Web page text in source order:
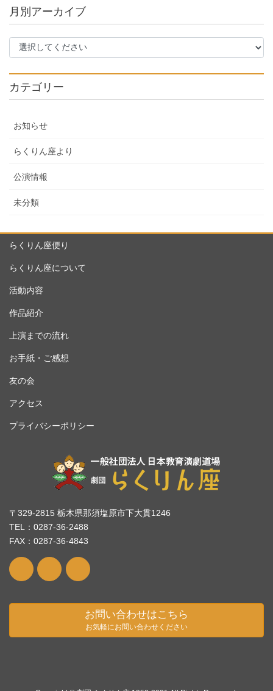
月別アーカイブ
カテゴリー
お知らせ
らくりん座より
公演情報
未分類
らくりん座便り
らくりん座について
活動内容
作品紹介
上演までの流れ
お手紙・ご感想
友の会
アクセス
プライバシーポリシー
〒329-2815 栃木県那須塩原市下大貫1246
TEL：0287-36-2488
FAX：0287-36-4843
お問い合わせはこちら
お気軽にお問い合わせください